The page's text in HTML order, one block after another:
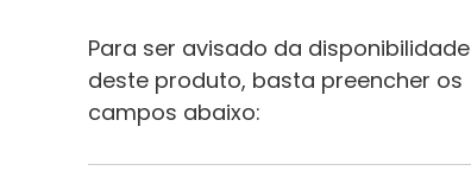
Para ser avisado da disponibilidade
deste produto, basta preencher os
campos abaixo: